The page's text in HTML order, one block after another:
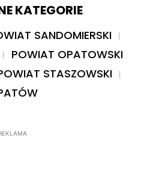
KATEGORIE
SANDOMIERSKI
POWIAT OPATOWSKI
STASZOWSKI